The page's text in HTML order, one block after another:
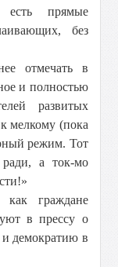
есть прямые
без
отмечать в
и полностью
развитых
мелкому (пока
режим. Тот
а ток-мо
граждане
в прессу о
и демократию в